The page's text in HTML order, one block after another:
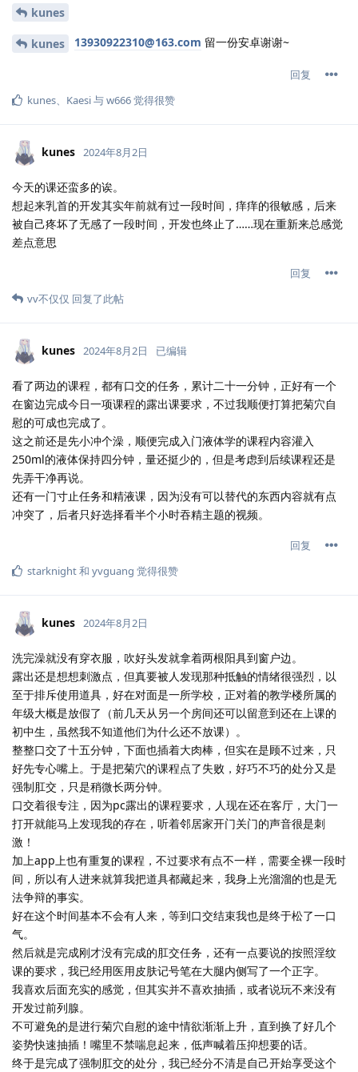
kunes
kunes 13930922310@163.com 留一份安卓谢谢~
回复
kunes、 Kaesi与w666觉得很赞
kunes 2024年8月2日
今天的课还蛮多的诶。
想起来乳首的开发其实年前就有过一段时间，痒痒的很敏感，后来
被自己疼坏了无感了一段时间，开发也终止了……现在重新来总感觉
差点意思
回复
vv不仅仅 回复了此帖
kunes 2024年8月2日 已编辑
看了两边的课程，都有口交的任务，累计二十一分钟，正好有一个
在窗边完成今日一项课程的露出课要求，不过我顺便打算把菊穴自
慰的可成也完成了。
这之前还是先小冲个澡，顺便完成入门液体学的课程内容灌入
250ml的液体保持四分钟，量还挺少的，但是考虑到后续课程还是
先弄干净再说。
还有一门寸止任务和精液课，因为没有可以替代的东西内容就有点
冲突了，后者只好选择看半个小时吞精主题的视频。
回复
starknight和 yvguang 觉得很赞
kunes 2024年8月2日
洗完澡就没有穿衣服，吹好头发就拿着两根阳具到窗户边。
露出还是想想刺激点，但真要被人发现那种抵触的情绪很强烈，以
至于排斥使用道具，好在对面是一所学校，正对着的教学楼所属的
年级大概是放假了（前几天从另一个房间还可以留意到还在上课的
初中生，虽然我不知道他们为什么还不放课）。
整整口交了十五分钟，下面也插着大肉棒，但实在是顾不过来，只
好先专心嘴上。于是把菊穴的课程点了失败，好巧不巧的处分又是
强制肛交，只是稍微长两分钟。
口交着很专注，因为pc露出的课程要求，人现在还在客厅，大门一
打开就能马上发现我的存在，听着邻居家开门关门的声音很是刺
激！
加上app上也有重复的课程，不过要求有点不一样，需要全裸一段时
间，所以有人进来就算我把道具都藏起来，我身上光溜溜的也是无
法争辩的事实。
好在这个时间基本不会有人来，等到口交结束我也是终于松了一口
气。
然后就是完成刚才没有完成的肛交任务，还有一点要说的按照淫纹
课的要求，我已经用医用皮肤记号笔在大腿内侧写了一个正字。
我喜欢后面充实的感觉，但其实并不喜欢抽插，或者说玩不来没有
开发过前列腺。
不可避免的是进行菊穴自慰的途中情欲渐渐上升，直到换了好几个
姿势快速抽插！嘴里不禁喘息起来，低声喊着压抑想要的话。
终于是完成了强制肛交的处分，我已经分不清是自己开始享受这个